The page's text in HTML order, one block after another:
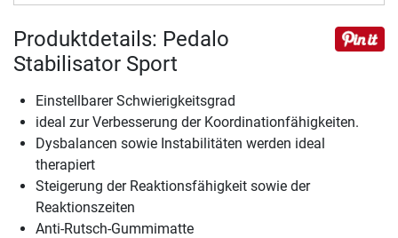
Produktdetails: Pedalo
Stabilisator Sport
Einstellbarer Schwierigkeitsgrad
ideal zur Verbesserung der Koordinationfähigkeiten.
Dysbalancen sowie Instabilitäten werden ideal
therapiert
Steigerung der Reaktionsfähigkeit sowie der
Reaktionszeiten
Anti-Rutsch-Gummimatte